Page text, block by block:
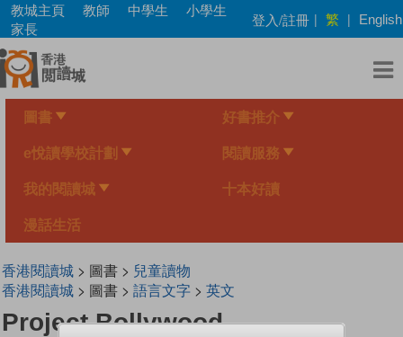
Skip
main
content
教城主頁 教師 中學生
小學生
家長
登入/註冊 | 繁 | English
圖書 好書推介
e悅讀學校計劃 閱讀服務
我的閱讀城 十本好讀
漫話生活
香港閱讀城> 圖書 > 兒童讀物
香港閱讀城> 圖書 > 語言文字> 英文
Project Bollywood